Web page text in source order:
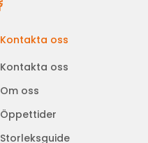
Kontakta oss
Kontakta oss
Om oss
Öppettider
Storleksguide